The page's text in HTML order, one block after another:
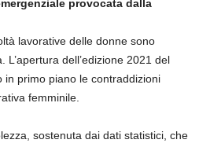
provocata dalla
lavorative delle donne sono
dell’edizione 2021 del
in primo piano le contraddizioni
femminile.
sostenuta dai dati statistici, che